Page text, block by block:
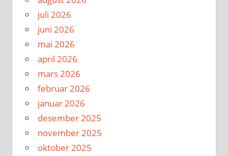
juli 2026
juni 2026
mai 2026
april 2026
mars 2026
februar 2026
januar 2026
desember 2025
november 2025
oktober 2025